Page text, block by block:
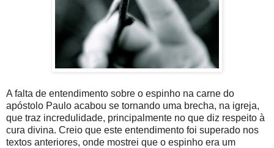
A falta de entendimento sobre o espinho na carne do
apóstolo Paulo acabou se tornando uma brecha, na igreja,
que traz incredulidade, principalmente no que diz respeito à
cura divina. Creio que este entendimento foi superado nos
textos anteriores, onde mostrei que o espinho era um